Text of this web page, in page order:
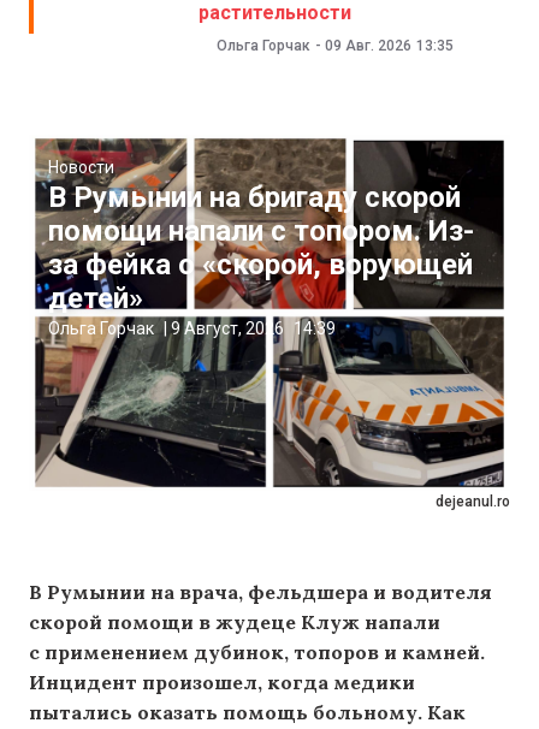
растительности
Ольга Горчак - 09 Авг. 2026 13:35
dejeanul.ro
Новости
В Румынии на бригаду скорой
помощи напали с топором. Из-
за фейка о «скорой, ворующей
детей»
Ольга Горчак 9 Август, 2026 14:39
В Румынии на врача, фельдшера и водителя
скорой помощи в жудеце Клуж напали
с применением дубинок, топоров и камней.
Инцидент произошел, когда медики
пытались оказать помощь больному. Как